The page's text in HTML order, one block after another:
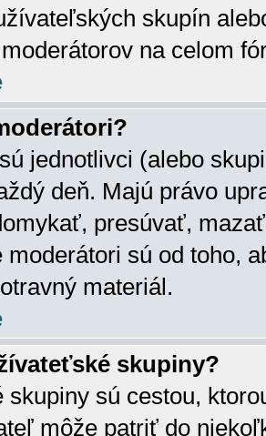
skupín
na celom
jednotlivci (alebo
deň. Majú právo
presúvať,
moderátori sú od toho,
materiál.
skupiny?
skupiny sú cestou,
môže patriť do